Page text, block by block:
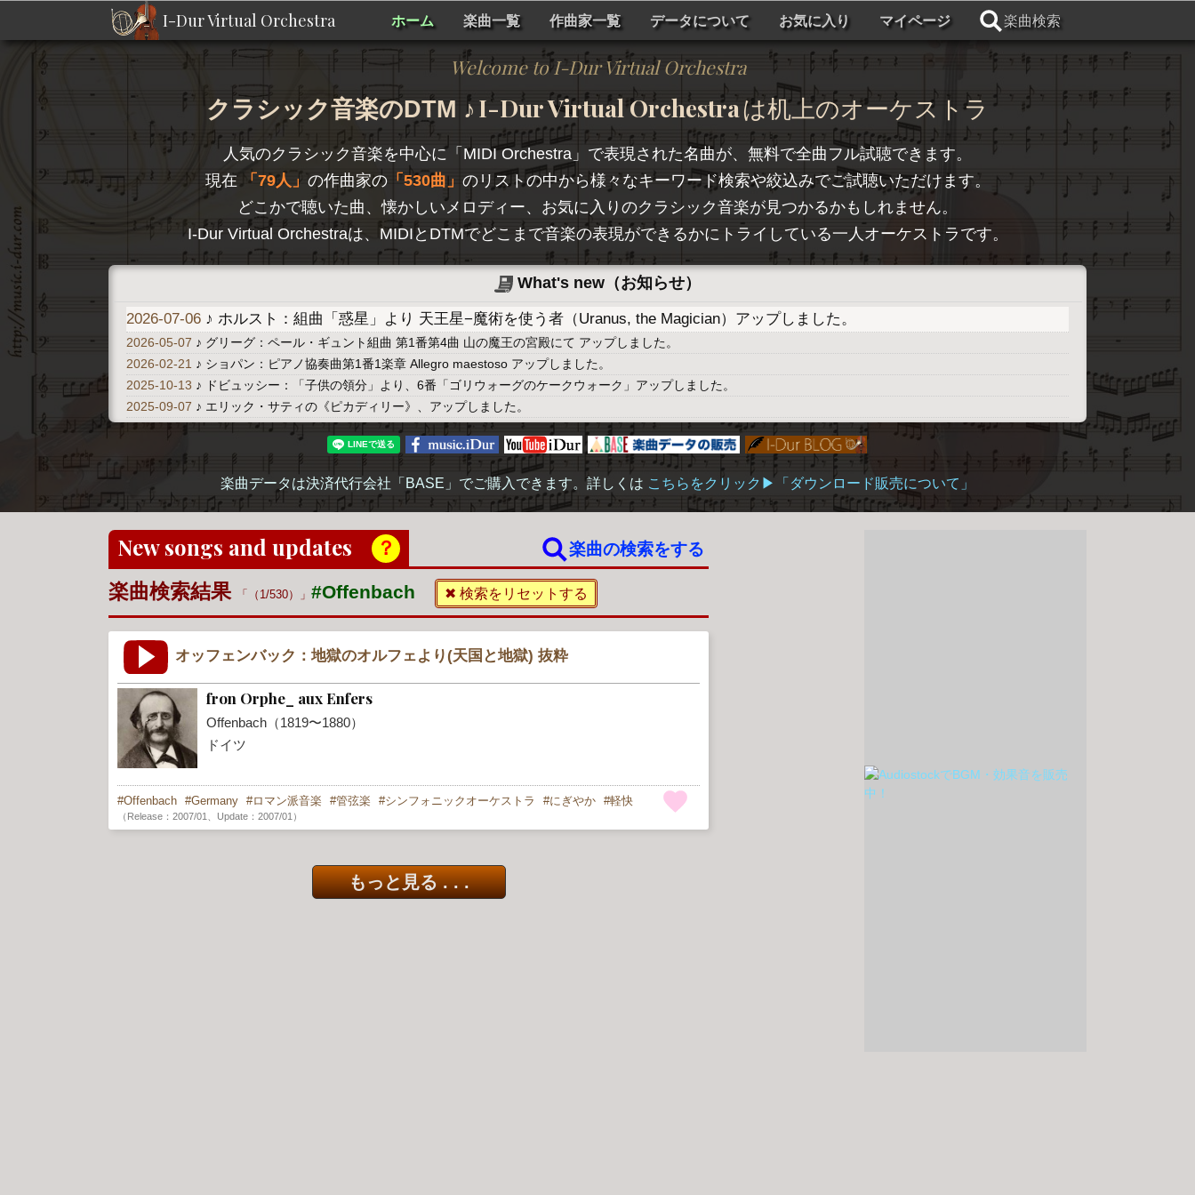
I-Dur Virtual Orchestra ホーム 楽曲一覧 作曲家一覧 データについて お気に入り マイページ 楽曲検索
Welcome to I-Dur Virtual Orchestra
クラシック音楽のDTM ♪ I-Dur Virtual Orchestraは机上のオーケストラ
人気のクラシック音楽を中心に「 MIDI Orchestra 」で表現された名曲が、無料で全曲フル試聴できます。
現在
79人 の作曲家の 530曲
のリストの中から様々なキーワード検索や絞込みでご試聴いただけます。
どこかで聴いた曲、懐かしいメロディー、お気に入りのクラシック音楽が見つかるかもしれません。
I-Dur Virtual Orchestraは、MIDIとDTMでどこまで音楽の表現ができるかにトライしている一人オーケストラです。
What's new（お知らせ）
2026-07-06 ♪ ホルスト：組曲「惑星」より 天王星−魔術を使う者（Uranus, the Magician）アップしました。
2026-05-07 ♪ グリーグ：ペール・ギュント組曲 第1番第4曲 山の魔王の宮殿にて アップしました。
2026-02-21 ♪ ショパン：ピアノ協奏曲第1番1楽章 Allegro maestoso アップしました。
2025-10-13 ♪ ドビュッシー：「子供の領分」より、6番「ゴリウォーグのケークウォーク」アップしました。
2025-09-07 ♪ エリック・サティの《ピカディリー》、アップしました。
楽曲データは決済代行会社「BASE」でご購入できます。詳しくは こちらをクリック▶︎「ダウンロード販売について」
New songs and updates ？ 楽曲の検索をする
楽曲検索結果 （1/530） #Offenbach ✖ 検索をリセットする
オッフェンバック：地獄のオルフェより(天国と地獄) 抜粋
fron Orphe_ aux Enfers
Offenbach（1819〜1880）
ドイツ
Offenbach Germany ロマン派音楽 管弦楽 シンフォニックオーケストラ にぎやか 軽快
（Release：2007/01、Update：2007/01）
もっと見る . . .